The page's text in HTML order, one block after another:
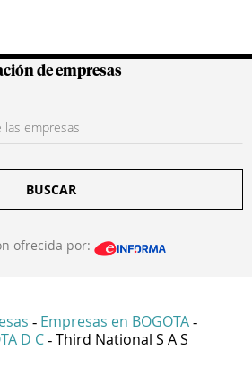
Colombianas
de empresas
BUSCAR
ofrecida por:
- Empresas en BOGOTA -
D C - Third National S A S